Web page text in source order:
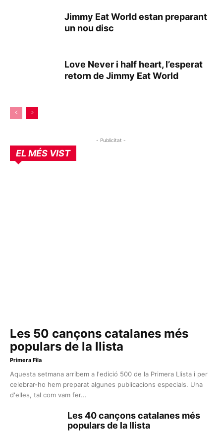
Jimmy Eat World estan preparant
un nou disc
Love Never i half heart, l’esperat
retorn de Jimmy Eat World
- Publicitat -
EL MÉS VIST
Les 50 cançons catalanes més
populars de la llista
Primera Fila
Aquesta setmana arribem a l'edició 500 de la Primera Llista i per
celebrar-ho hem preparat algunes publicacions especials. Una
d'elles, tal com vam fer...
Les 40 cançons catalanes més
populars de la llista